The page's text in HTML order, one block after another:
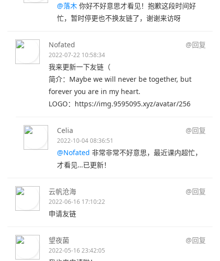
@落木 你好不好意思才看见！抱歉这段时间好
忙，暂时停更也不换友链了，谢谢来访呀
Nofated @回复
2022-07-22 10:58:34
我来更新一下友链（
简介：Maybe we will never be together, but
forever you are in my heart.
LOGO：https://img.9595095.xyz/avatar/256
Celia @回复
2022-10-04 08:36:51
@Nofated 非常非常不好意思，最近课内超忙，
才看见…已更新！
云帆沧海 @回复
2022-06-16 17:10:22
申请友链
望夜菌 @回复
2022-05-16 23:42:05